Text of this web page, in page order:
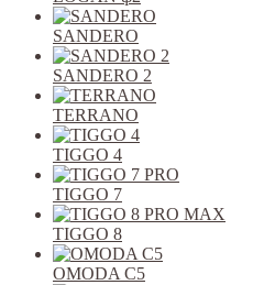
SANDERO
SANDERO 2
TERRANO
TIGGO 4
TIGGO 7
TIGGO 8
OMODA C5